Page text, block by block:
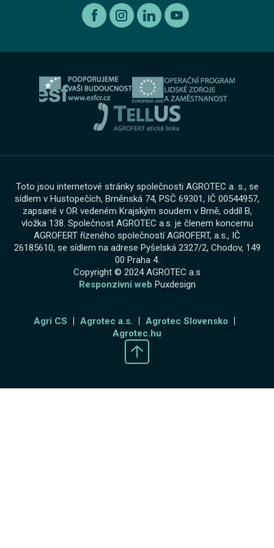
Ojeté vozy
Autorizovaný servis Volkswagen
Autorizovaný servis Volkswagen Užitkové vozy
Servis AGROTEC Group
Zimní servisní akce
O nás
Etický kodex koncernu AGROFERT
Cookies
Toto jsou internetové stránky společnosti AGROTEC a. s., se
sídlem v Hustopečích, Brněnská 74, PSČ 69301, IČ 00544957,
zapsané v OR vedeném Krajským soudem v Brně, oddíl B,
vložka 138. Společnost AGROTEC a.s. je členem koncernu
AGROFERT řízeného společností AGROFERT, a.s., IČ
26185610, se sídlem na adrese Pyšelská 2327/2, Chodov, 149
00 Praha 4.
Copyright © 2024 AGROTEC a.s
Responzivní web Puxdesign
Agri CS Agrotec a.s.
Agrotec Slovensko
Agrotec.hu